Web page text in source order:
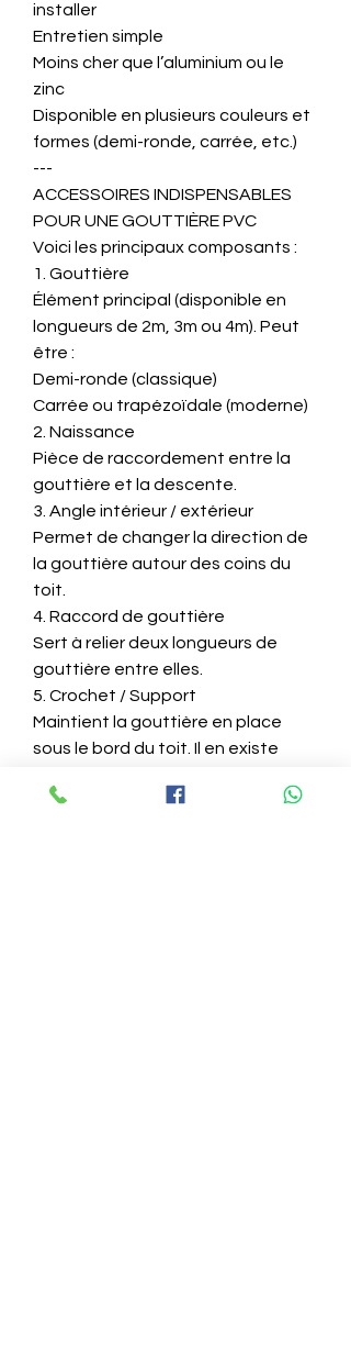
installer
Entretien simple
Moins cher que l’aluminium ou le
zinc
Disponible en plusieurs couleurs et
formes (demi-ronde, carrée, etc.)
---
ACCESSOIRES INDISPENSABLES
POUR UNE GOUTTIÈRE PVC
Voici les principaux composants :
1. Gouttière
Élément principal (disponible en
longueurs de 2m, 3m ou 4m). Peut
être :
Demi-ronde (classique)
Carrée ou trapézoïdale (moderne)
2. Naissance
Pièce de raccordement entre la
gouttière et la descente.
3. Angle intérieur / extérieur
Permet de changer la direction de
la gouttière autour des coins du
toit.
4. Raccord de gouttière
Sert à relier deux longueurs de
gouttière entre elles.
5. Crochet / Support
Maintient la gouttière en place
sous le bord du toit. Il en existe
ou à bande.